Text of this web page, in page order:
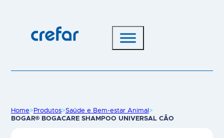
Home>Produtos>Saúde e Bem-estar Animal>
BOGAR® BOGACARE SHAMPOO UNIVERSAL CÃO